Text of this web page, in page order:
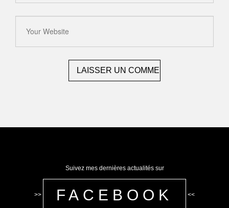
Suivez mes dernières actualités sur
>> FACEBOOK <<